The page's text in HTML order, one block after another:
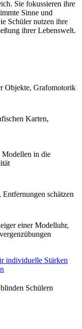
Sie fokussieren ihre
Sinne und
Schüler nutzen ihre
ihrer Lebenswelt.
Objekte, Grafomotorik
Karten,
in die
schätzen
einer Modelluhr,
individuelle Stärken
Schülern